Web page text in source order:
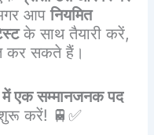
आपनियमित
के साथ तैयारी करें,
कर सकते हैं।
में एक सम्मानजनक पद
शुरू करें! 🚆✅